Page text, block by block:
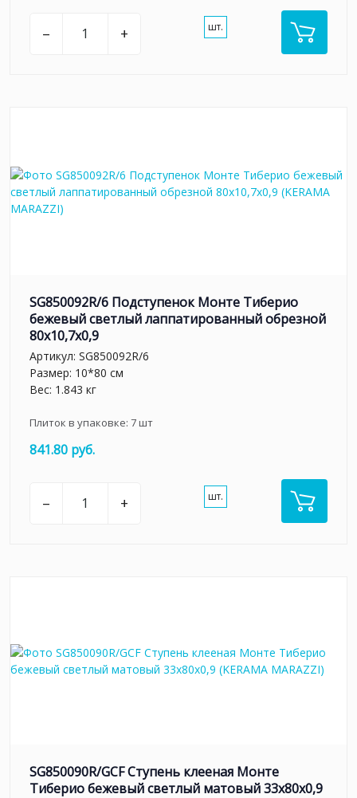
– + шт.
SG850092R/6 Подступенок Монте Тиберио
бежевый светлый лаппатированный обрезной
80x10,7x0,9
Артикул: SG850092R/6
Размер: 10*80 см
Вес: 1.843 кг
Плиток в упаковке: 7шт
841.80 руб.
– + шт.
SG850090R/GCF Ступень клееная Монте
Тиберио бежевый светлый матовый 33x80x0,9